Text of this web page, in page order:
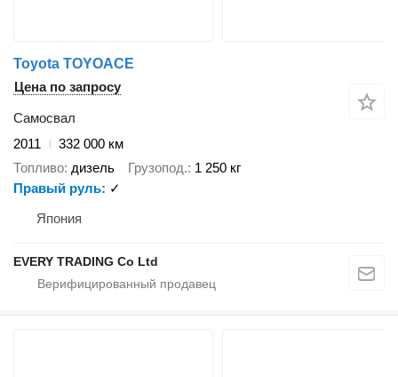
Toyota TOYOACE
Цена по запросу
Самосвал
2011
332 000 км
Топливо дизель Грузопод. 1 250 кг
Правый руль
✓
Япония
EVERY TRADING Co Ltd